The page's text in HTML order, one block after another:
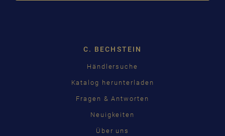
Français
Pусский
čeština
C. BECHSTEIN
Händlersuche
Katalog herunterladen
Fragen & Antworten
Neuigkeiten
Über uns